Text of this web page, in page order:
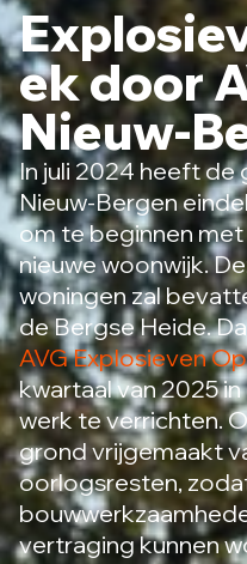
ek door
Nieuw-
In juli 2024 heeft de
Nieuw-Bergen
om te beginnen
nieuwe woonwijk.
woningen zal
de Bergse Heide.
AVG Explosieven
kwartaal van 2025
werk te verrichten.
grond vrijgemaakt
oorlogsresten,
vertraging kunnen